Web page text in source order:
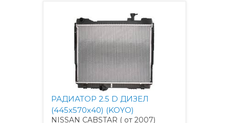
РАДИАТОР 2.5 D ДИЗЕЛ
(445x570x40) (KOYO)
NISSAN CABSTAR ( от 2007)